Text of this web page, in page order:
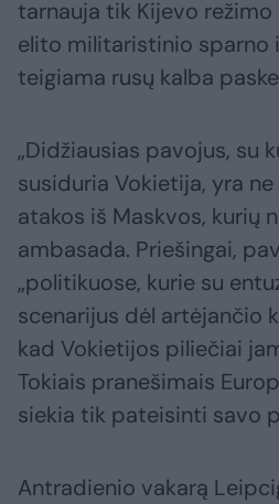
tarnauja tik Kijevo
elito militaristinio sparno
teigiama rusų kalba
„Didžiausias pavojus, su
susiduria Vokietija, yra
atakos iš Maskvos, kurių
ambasada. Priešingai,
„politikuose, kurie su
scenarijus dėl artėjančio
kad Vokietijos piliečiai
Tokiais pranešimais
siekia tik pateisinti savo
Antradienio vakarą